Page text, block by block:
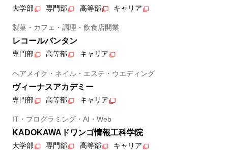
大学部 専門部 高等部 キャリア
製菓・カフェ・調理・飲食店開業
レコールバンタン
専門部 高等部 キャリア
ヘアメイク・ネイル・エステ・ウエディング
ヴィーナスアカデミー
専門部 高等部 キャリア
IT・プログラミング・AI・Web
KADOKAWAドワンゴ情報工科学院
大学部 専門部 高等部 キャリア